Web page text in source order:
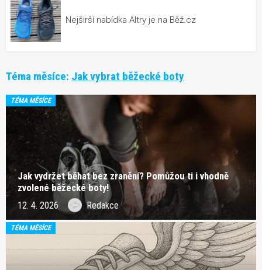
Nejširší nabídka Altry je na Běž.cz
Téma měsíce: Jak vybrat běžecké boty
TÉMA MĚSÍCE
Jak vydržet běhat bez zranění? Pomůžou ti i vhodně
zvolené běžecké boty!
12. 4. 2026 Redakce
TÉMA MĚSÍCE